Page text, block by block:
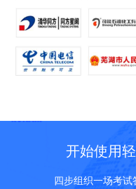
开始使用
四步组织一场考